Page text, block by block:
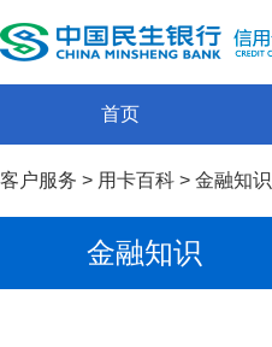
首页
客户服务 > 用卡百科 > 金融知识
金融知识